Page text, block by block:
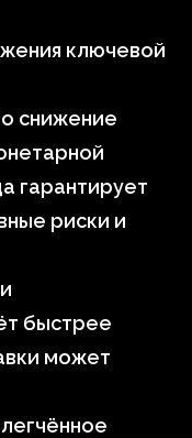
ключевой
снижение
гарантирует
риски и
быстрее
может